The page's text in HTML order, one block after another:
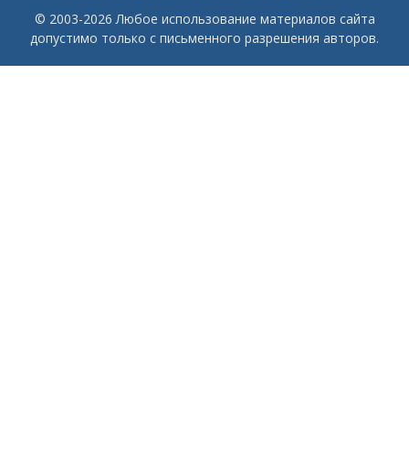
© 2003-2026 Любое использование материалов сайта
допустимо только с письменного разрешения авторов.